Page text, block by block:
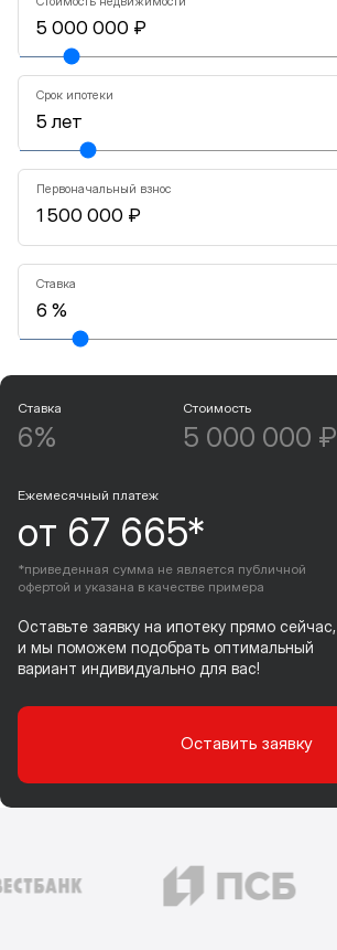
Срок ипотеки
Первоначальный взнос
Ставка
Ставка
6%
Стоимость
5 000 000 ₽
Ежемесячный платеж
от 67 665*
*приведенная сумма не является публичной
офертой и указана в качестве примера
Оставьте заявку на ипотеку прямо сейчас,
и мы поможем подобрать оптимальный
вариант индивидуально для вас!
Оставить заявку